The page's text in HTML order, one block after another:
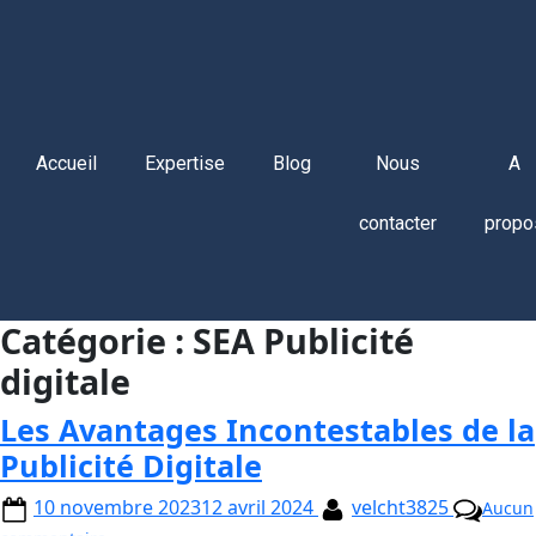
Accueil Expertise Blog Nous
contacter
A
Catégorie : SEA Publicité
digitale
Les Avantages Incontestables de la
Publicité Digitale
10 novembre 202312 avril 2024 velcht3825
Aucun